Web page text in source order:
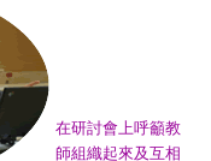
在研討會上呼籲教
師組織起來及互相